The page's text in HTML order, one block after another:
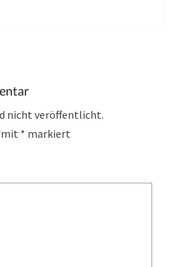
nicht veröffentlicht.
mit * markiert